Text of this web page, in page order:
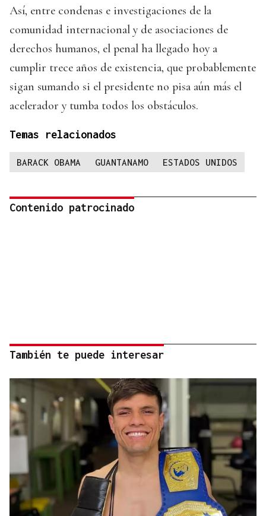
Así, entre condenas e investigaciones de la
comunidad internacional y de asociaciones de
derechos humanos, el penal ha llegado hoy a
cumplir trece años de existencia, que probablemente
sigan sumando si el presidente no pisa aún más el
acelerador y tumba todos los obstáculos.
Temas relacionados
BARACK OBAMA GUANTANAMO ESTADOS UNIDOS
Contenido patrocinado
También te puede interesar